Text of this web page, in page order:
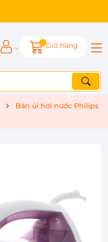
Giỏ hàng
Bàn ủi hơi nước Philips